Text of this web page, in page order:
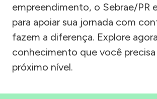
empreendimento, o Sebrae/PR
para apoiar sua jornada com
fazem a diferença. Explore
conhecimento que você precisa
próximo nível.